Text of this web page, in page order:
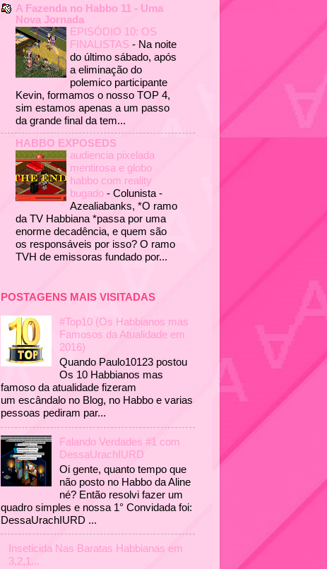
A Fazenda no Habbo 11 - Uma
Nova Jornada
EPISÓDIO 10: OS
FINALISTAS - Na noite
do último sábado, após
a eliminação do
polemico participante
Kevin, formamos o nosso TOP 4,
sim estamos apenas a um passo
da grande final da tem...
HABBO EXPOSEDS
audiencia pixelada
mentirosa e globo
habbo com reality
bugado - Colunista -
Azealiabanks, *O ramo
da TV Habbiana *passa por uma
enorme decadência, e quem são
os responsáveis por isso? O ramo
TVH de emissoras fundado por...
POSTAGENS MAIS VISITADAS
#Top10 (Os Habbianos mas
Famosos da Atualidade em
2016)
Quando Paulo10123 postou
Os 10 Habbianos mas
famoso da atualidade fizeram
um escândalo no Blog, no Habbo e varias
pessoas pediram par...
Falando Verdades #1 com
DessaUrachIURD
Oi gente, quanto tempo que
não posto no Habbo da Aline
né? Então resolvi fazer um
quadro simples e nossa 1° Convidada foi:
DessaUrachIURD ...
Inseticida Nas Baratas Habbianas em
3,2,1...